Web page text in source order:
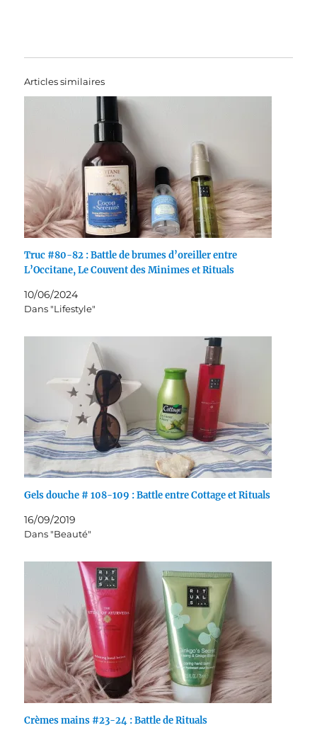
Articles similaires
Truc #80-82 : Battle de brumes d’oreiller entre
L’Occitane, Le Couvent des Minimes et Rituals
10/06/2024
Dans "Lifestyle"
Gels douche # 108-109 : Battle entre Cottage et Rituals
16/09/2019
Dans "Beauté"
Crèmes mains #23-24 : Battle de Rituals